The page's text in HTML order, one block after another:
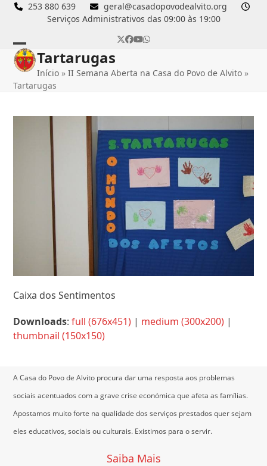
Skip
253 880 639
geral@casadopovodealvito.org
Serviços Administrativos das 09:00 às 19:00
Twitter
Facebook
YouTube
Whatsapp
Open
mobile
menu
Close
mobile
menu
Tartarugas
Início »II Semana Aberta na Casa do Povo de Alvito »
Tartarugas
Caixa dos Sentimentos
Downloads:full (676x451) | medium (300x200) |
thumbnail (150x150)
A Casa do Povo de Alvito procura dar uma resposta aos problemas
sociais acentuados com a grave crise económica que afeta as famílias.
Apostamos muito forte na qualidade dos serviços prestados quer sejam
eles educativos, sociais ou culturais. Existimos para o servir.
Saiba Mais